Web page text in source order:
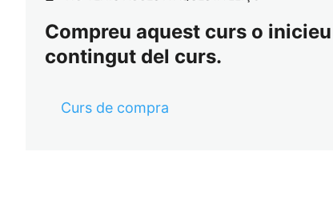
Compreu aquest curs o
contingut del curs.
Curs de compra